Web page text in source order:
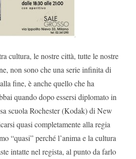
cultura, le nostre città, tutte le nostre
non sono che una serie infinita di
fine, è anche quello che ha
quando dopo essersi diplomato in
scuola Rochester (Kodak) di New
quasi completamente alla regia
“quasi” perché l’anima e la cultura
intatte nel regista, al punto da farlo